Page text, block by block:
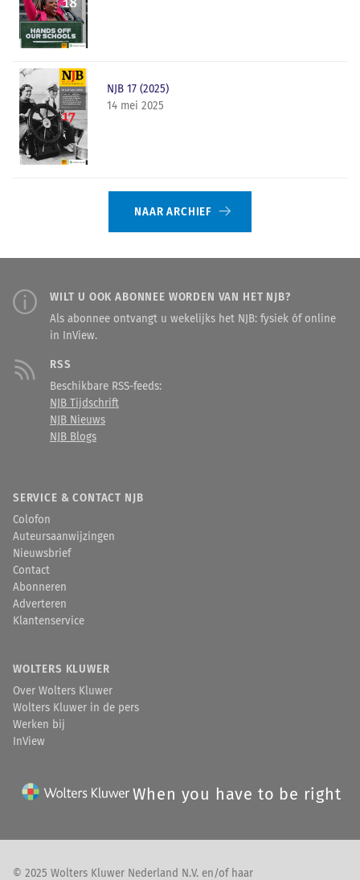
NJB 17 (2025)
14 mei 2025
NAAR ARCHIEF
WILT U OOK ABONNEE WORDEN VAN HET NJB?
Als abonnee ontvangt u wekelijks het NJB: fysiek óf online
in InView.
RSS
Beschikbare RSS-feeds:
NJB Tijdschrift
NJB Nieuws
NJB Blogs
SERVICE & CONTACT NJB
Colofon
Auteursaanwijzingen
Nieuwsbrief
Contact
Abonneren
Adverteren
Klantenservice
WOLTERS KLUWER
Over Wolters Kluwer
Wolters Kluwer in de pers
Werken bij
InView
When you have to be right
© 2025 Wolters Kluwer Nederland N.V. en/of haar